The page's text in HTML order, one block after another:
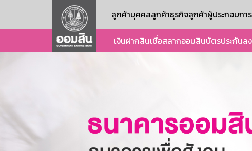
ลูกค้าบุคคลลูกค้าธุรกิจลูกค้าผู้ประกอบกา
เงินฝากสินเชื่อสลากออมสินบัตรประกันล